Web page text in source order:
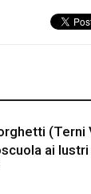
(Terni
ai